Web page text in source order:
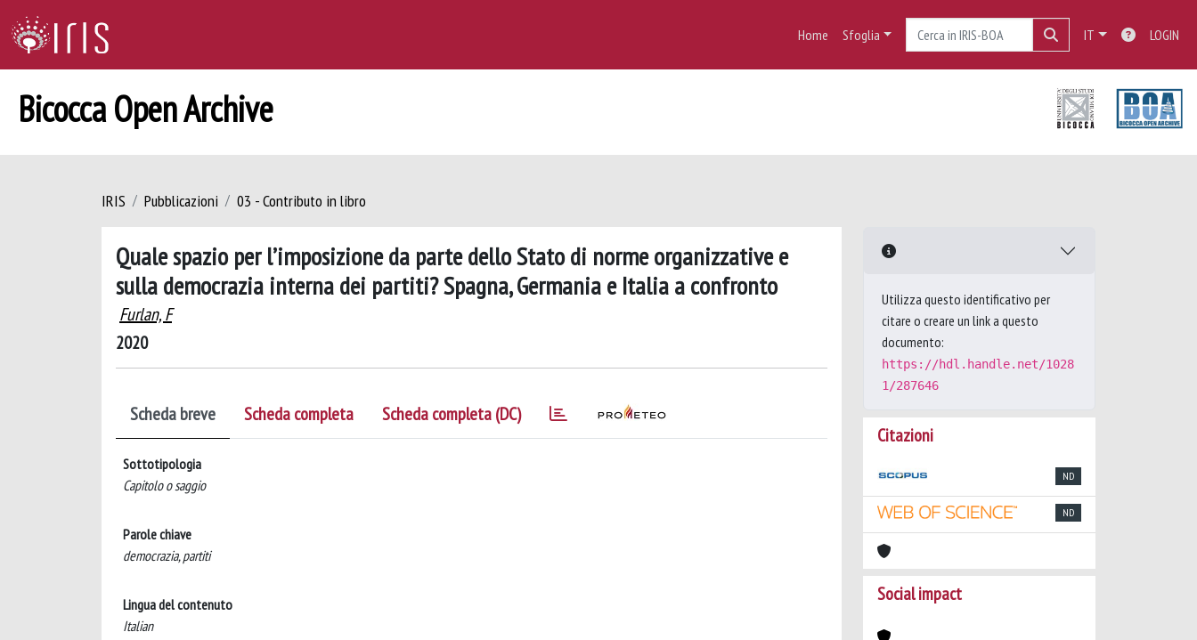
Home Sfoglia IT LOGIN
Bicocca Open Archive
IRIS Pubblicazioni 03 - Contributo in libro
Quale spazio per l’imposizione da parte dello Stato di norme organizzative e
sulla democrazia interna dei partiti? Spagna, Germania e Italia a confronto
Furlan, F
2020
Scheda breve Scheda completa Scheda completa (DC)
Sottotipologia
Capitolo o saggio
Parole chiave
democrazia, partiti
Lingua del contenuto
Italian
Utilizza questo identificativo per
citare o creare un link a questo
documento:
https://hdl.handle.net/1028
1/287646
Citazioni
ND
ND
Social impact